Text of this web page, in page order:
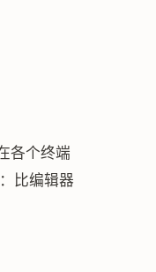
各个终端
比编辑器